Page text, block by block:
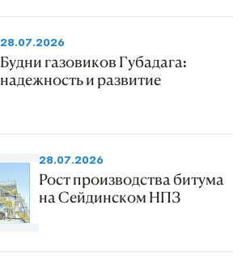
28.07.2026
Будни газовиков Губадага:
надежность и развитие
28.07.2026
Рост производства битума
на Сейдинском НПЗ